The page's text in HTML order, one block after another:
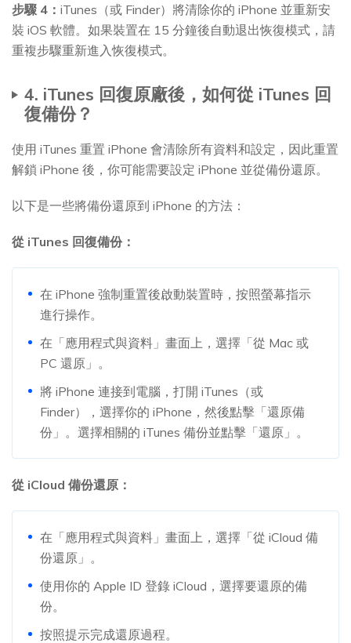
步驟 4： iTunes（或 Finder）將清除你的 iPhone 並重新安
裝 iOS 軟體。如果裝置在 15 分鐘後自動退出恢復模式，請
重複步驟重新進入恢復模式。
4. iTunes 回復原廠後，如何從 iTunes 回
復備份？
使用 iTunes 重置 iPhone 會清除所有資料和設定，因此重置
解鎖 iPhone 後，你可能需要設定 iPhone 並從備份還原。
以下是一些將備份還原到 iPhone 的方法：
從 iTunes 回復備份：
在 iPhone 強制重置後啟動裝置時，按照螢幕指示
進行操作。
在「應用程式與資料」畫面上，選擇「從 Mac 或
PC 還原」。
將 iPhone 連接到電腦，打開 iTunes（或
Finder），選擇你的 iPhone，然後點擊「還原備
份」。選擇相關的 iTunes 備份並點擊「還原」。
從 iCloud 備份還原：
在「應用程式與資料」畫面上，選擇「從 iCloud 備
份還原」。
使用你的 Apple ID 登錄 iCloud，選擇要還原的備
份。
按照提示完成還原過程。